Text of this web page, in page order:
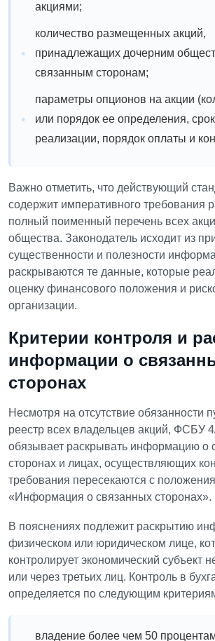
акциями;
количество размещенных акций,
принадлежащих дочерним
связанным сторонам;
параметры опционов на акции
или порядок ее определения,
реализации, порядок оплаты и
Важно отметить, что действующий
содержит императивного требования
полный поименный перечень всех
общества. Законодатель исходит из
существенности и полезности
раскрываются те данные, которые
оценку финансового положения и
организации.
Критерии контроля и
информации о
сторонах
Несмотря на отсутствие обязанности
реестр всех владельцев акций, ФСБУ
обязывает раскрывать информацию о
сторонах и лицах, осуществляющих
требования пересекаются с
«Информация о связанных сторонах».
В пояснениях подлежит раскрытию
физическом или юридическом лице,
контролирует экономический субъект
или через третьих лиц. Контроль в
определяется по следующим
владение более чем 50